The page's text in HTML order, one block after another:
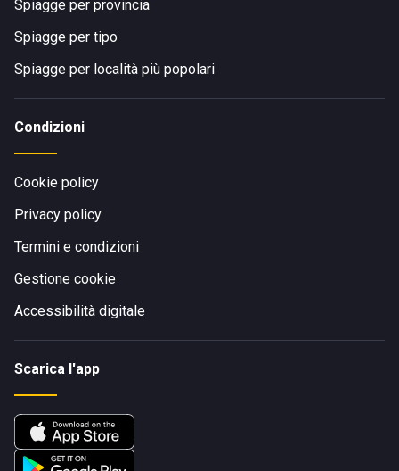
Spiagge per provincia
Spiagge per tipo
Spiagge per località più popolari
Condizioni
Cookie policy
Privacy policy
Termini e condizioni
Gestione cookie
Accessibilità digitale
Scarica l'app